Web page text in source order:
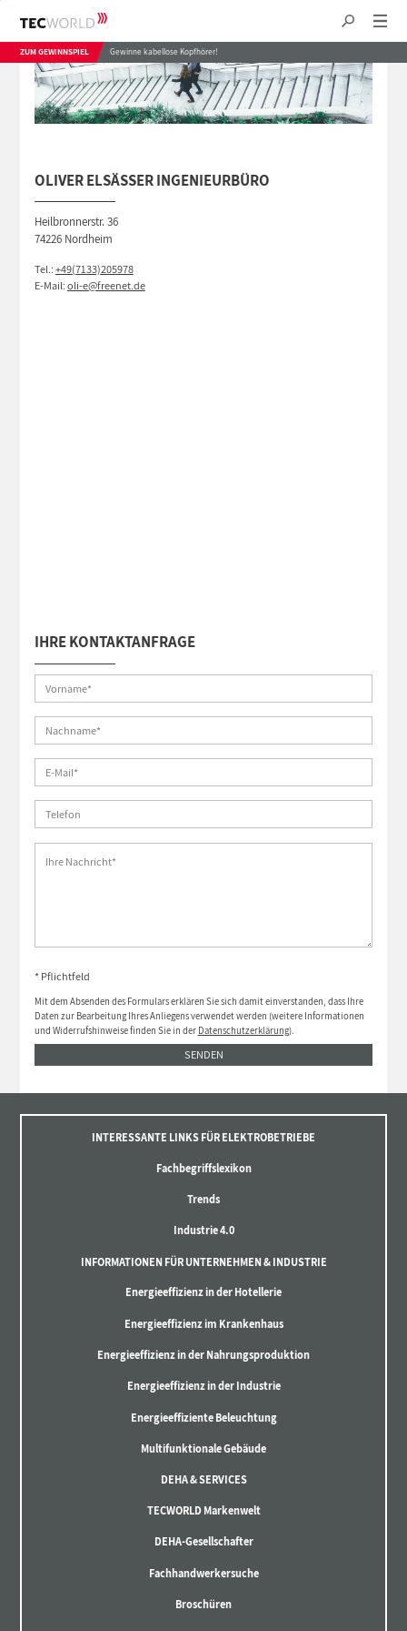
ZUM GEWINNSPIEL Gewinne kabellose Kopfhörer!
OLIVER ELSÄSSER INGENIEURBÜRO
Heilbronnerstr. 36
74226 Nordheim
Tel.:+49(7133)205978
E-Mail:oli-e@freenet.de
IHRE KONTAKTANFRAGE
* Pflichtfeld
Mit dem Absenden des Formulars erklären Sie sich damit einverstanden, dass Ihre
Daten zur Bearbeitung Ihres Anliegens verwendet werden (weitere Informationen
und Widerrufshinweise finden Sie in der Datenschutzerklärung).
SENDEN
INTERESSANTE LINKS FÜR ELEKTROBETRIEBE
Fachbegriffslexikon
Trends
Industrie 4.0
INFORMATIONEN FÜR UNTERNEHMEN & INDUSTRIE
Energieeffizienz in der Hotellerie
Energieeffizienz im Krankenhaus
Energieeffizienz in der Nahrungsproduktion
Energieeffizienz in der Industrie
Energieeffiziente Beleuchtung
Multifunktionale Gebäude
DEHA & SERVICES
TECWORLD Markenwelt
DEHA-Gesellschafter
Fachhandwerkersuche
Broschüren